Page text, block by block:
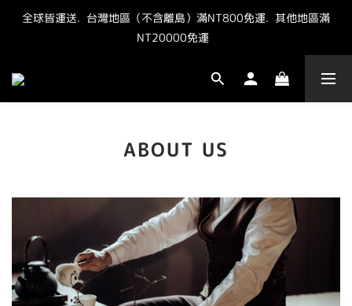
"點我" 加官方LINE最新優惠抽獎資訊
全球皆運送.  台灣地區（不含離島）滿NT800免運.  其他地區滿
NT20000免運
"點我" 加官方LINE最新優惠抽獎資訊
ABOUT US